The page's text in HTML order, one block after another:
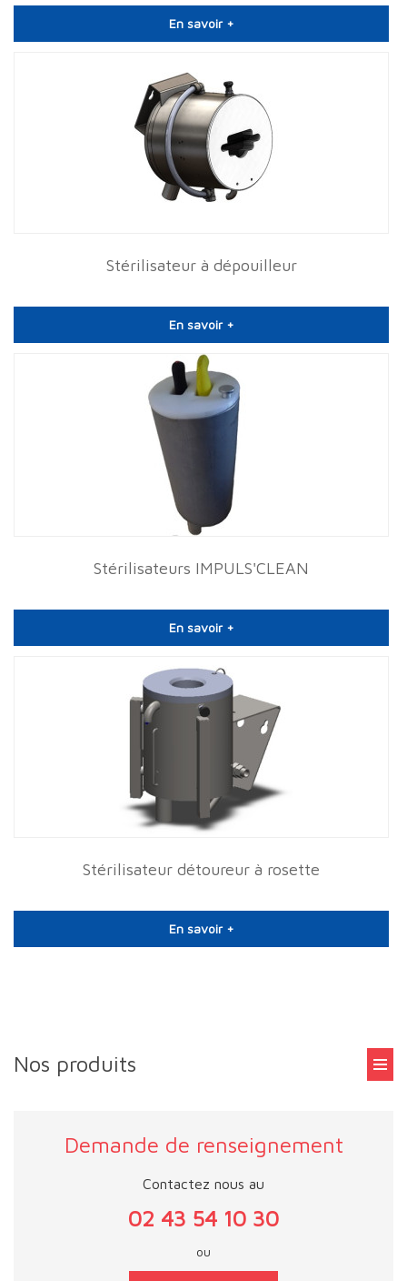
En savoir +
Stérilisateur à dépouilleur
En savoir +
Stérilisateurs IMPULS'CLEAN
En savoir +
Stérilisateur détoureur à rosette
En savoir +
Nos produits
Demande de renseignement
Contactez nous au
02 43 54 10 30
ou